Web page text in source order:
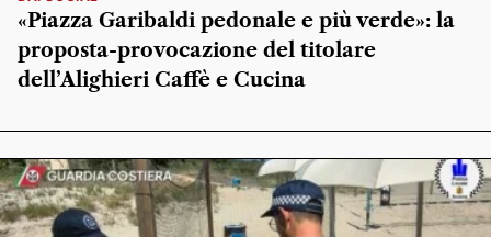
«Piazza Garibaldi pedonale e più verde»: la
proposta-provocazione del titolare
dell’Alighieri Caffè e Cucina